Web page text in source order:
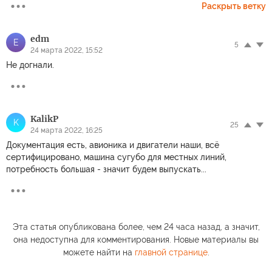
Раскрыть ветку
E edm
24 марта 2022, 15:52
5
Не догнали.
K KalikP
24 марта 2022, 16:25
25
Документация есть, авионика и двигатели наши, всё
сертифицировано, машина сугубо для местных линий,
потребность большая - значит будем выпускать...
Эта статья опубликована более, чем 24 часа назад, а значит,
она недоступна для комментирования. Новые материалы вы
можете найти на главной странице.